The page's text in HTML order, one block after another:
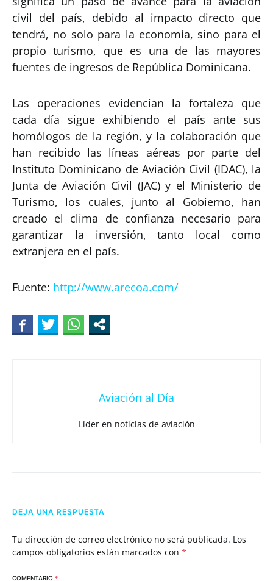
civil del país, debido al impacto directo que
tendrá, no solo para la economía, sino para el
propio turismo, que es una de las mayores
fuentes de ingresos de República Dominicana.
Las operaciones evidencian la fortaleza que
cada día sigue exhibiendo el país ante sus
homólogos de la región, y la colaboración que
han recibido las líneas aéreas por parte del
Instituto Dominicano de Aviación Civil (IDAC), la
Junta de Aviación Civil (JAC) y el Ministerio de
Turismo, los cuales, junto al Gobierno, han
creado el clima de confianza necesario para
garantizar la inversión, tanto local como
extranjera en el país.
Fuente: http://www.arecoa.com/
Aviación al Día
Líder en noticias de aviación
DEJA UNA RESPUESTA
Tu dirección de correo electrónico no será publicada. Los
campos obligatorios están marcados con *
COMENTARIO *